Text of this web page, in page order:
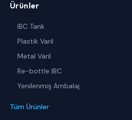
Ürünler
IBC Tank
Plastik Varil
Metal Varil
Re-bottle IBC
Yenilenmiş Ambalaj
Tüm Ürünler